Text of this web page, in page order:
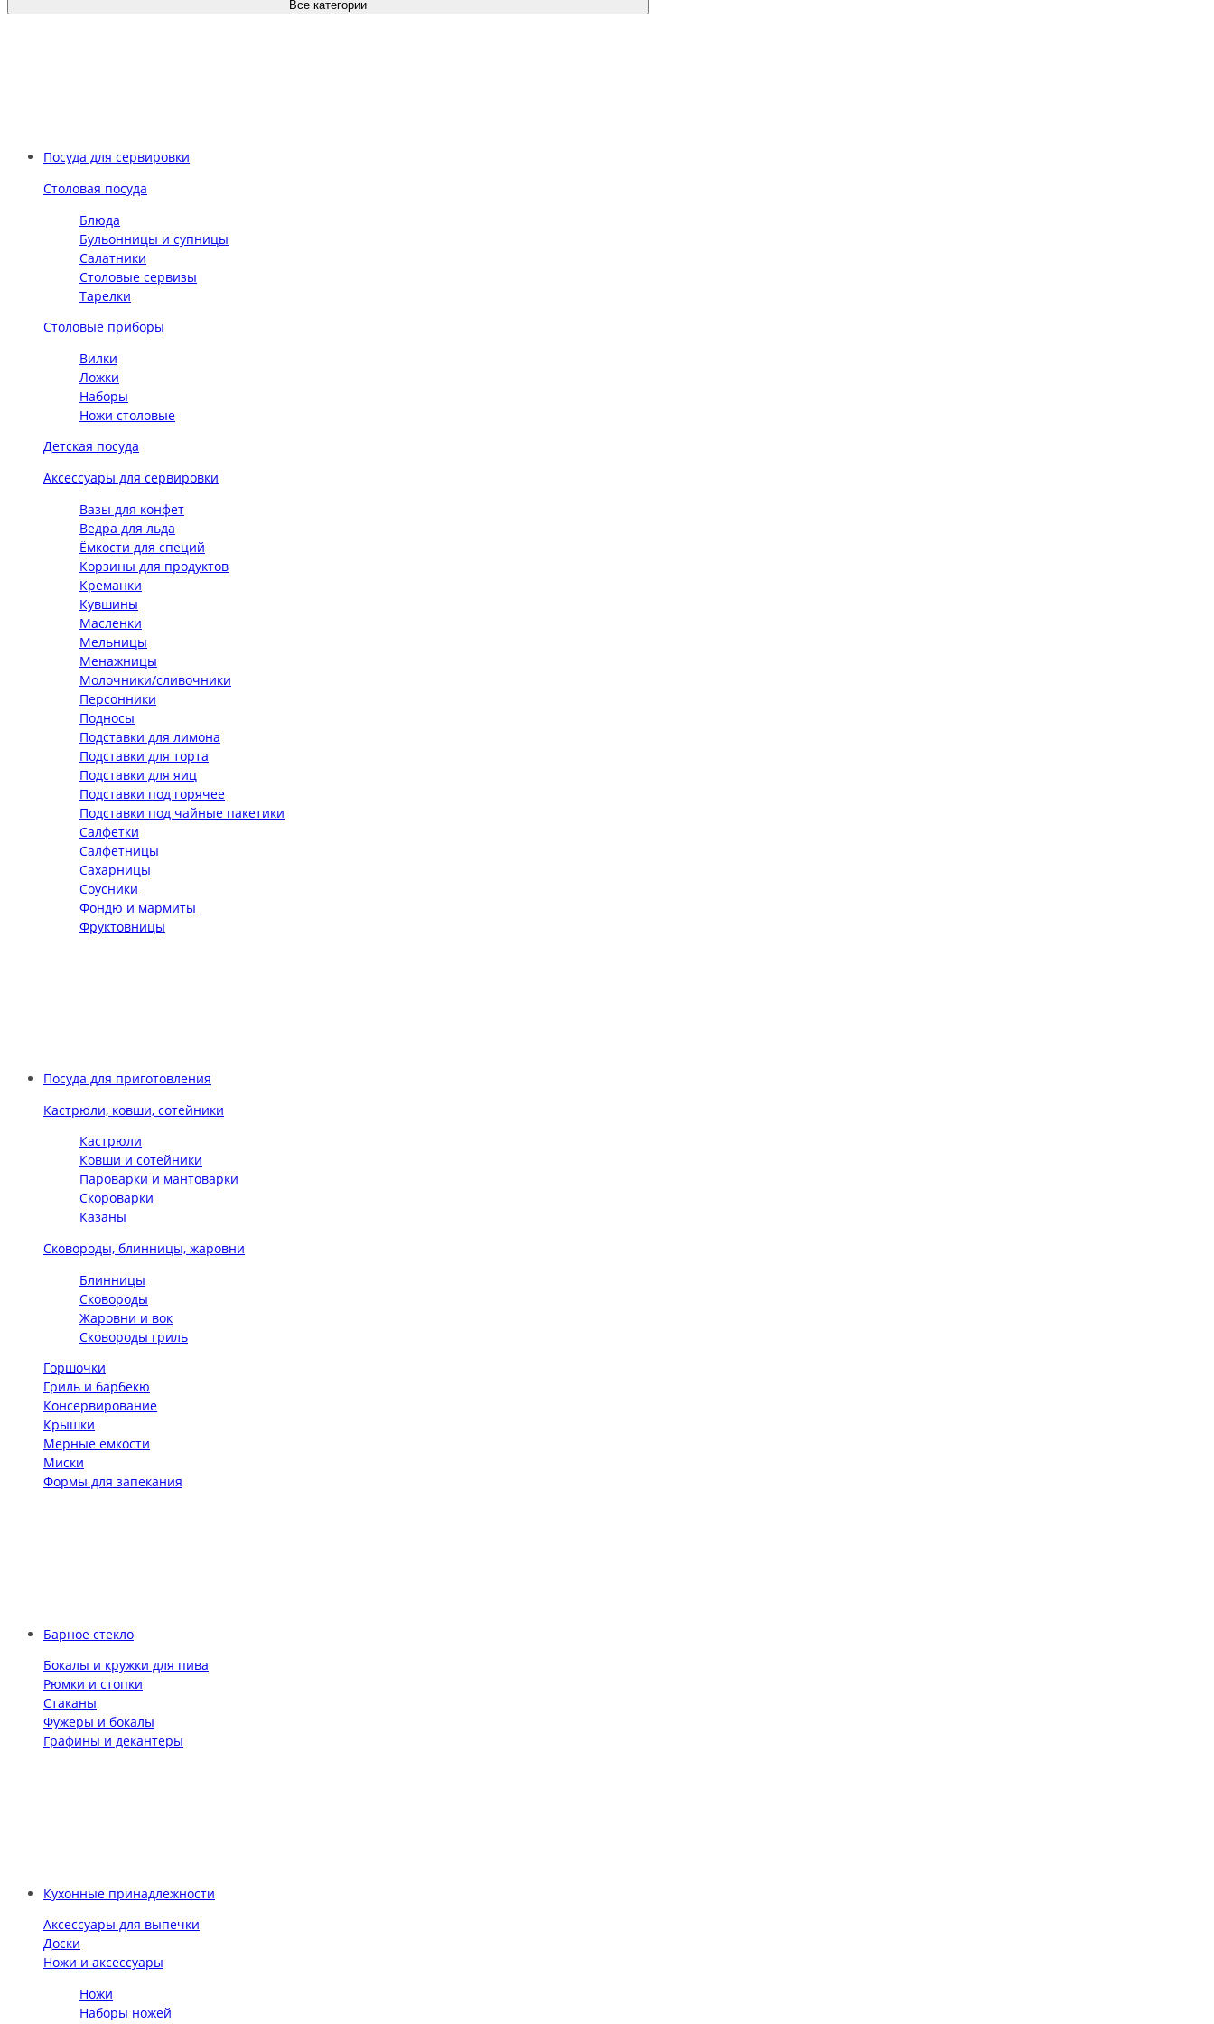
Все категории
Посуда для сервировки
Столовая посуда
Блюда
Бульонницы и супницы
Салатники
Столовые сервизы
Тарелки
Столовые приборы
Вилки
Ложки
Наборы
Ножи столовые
Детская посуда
Аксессуары для сервировки
Вазы для конфет
Ведра для льда
Ёмкости для специй
Корзины для продуктов
Креманки
Кувшины
Масленки
Мельницы
Менажницы
Молочники/сливочники
Персонники
Подносы
Подставки для лимона
Подставки для торта
Подставки для яиц
Подставки под горячее
Подставки под чайные пакетики
Салфетки
Салфетницы
Сахарницы
Соусники
Фондю и мармиты
Фруктовницы
Посуда для приготовления
Кастрюли, ковши, сотейники
Кастрюли
Ковши и сотейники
Пароварки и мантоварки
Скороварки
Казаны
Сковороды, блинницы, жаровни
Блинницы
Сковороды
Жаровни и вок
Сковороды гриль
Горшочки
Гриль и барбекю
Консервирование
Крышки
Мерные емкости
Миски
Формы для запекания
Барное стекло
Бокалы и кружки для пива
Рюмки и стопки
Стаканы
Фужеры и бокалы
Графины и декантеры
Кухонные принадлежности
Аксессуары для выпечки
Доски
Ножи и аксессуары
Ножи
Наборы ножей